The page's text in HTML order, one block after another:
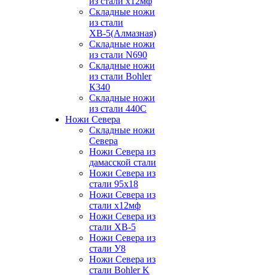
Складные ножи
из стали
ХВ-5(Алмазная)
Складные ножи
из стали N690
Складные ножи
из стали Bohler
К340
Складные ножи
из стали 440С
Ножи Севера
Складные ножи
Севера
Ножи Севера из
дамасской стали
Ножи Севера из
стали 95х18
Ножи Севера из
стали х12мф
Ножи Севера из
стали ХВ-5
Ножи Севера из
стали У8
Ножи Севера из
стали Bohler K